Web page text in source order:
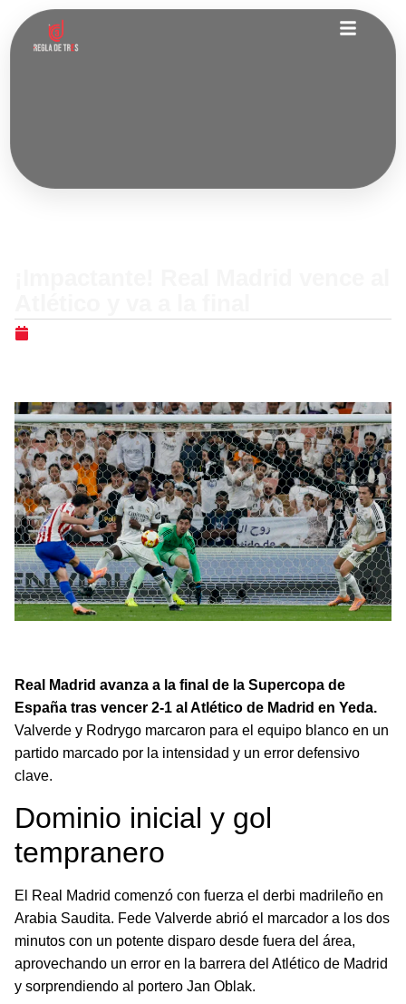
Real Madrid avanza a la final de la Supercopa de
España tras vencer 2-1 al Atlético de Madrid en Yeda.
Valverde y Rodrygo marcaron para el equipo blanco en un
partido marcado por la intensidad y un error defensivo
clave.
Dominio inicial y gol
tempranero
El Real Madrid comenzó con fuerza el derbi madrileño en
Arabia Saudita. Fede Valverde abrió el marcador a los dos
minutos con un potente disparo desde fuera del área,
aprovechando un error en la barrera del Atlético de Madrid
y sorprendiendo al portero Jan Oblak.